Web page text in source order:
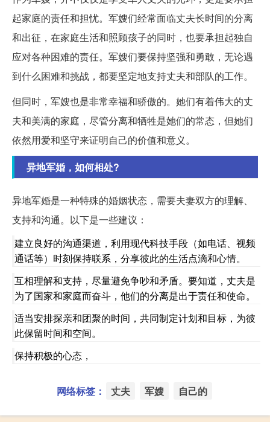
起家庭的责任和担忧。军嫂们经常面临丈夫长时间的分离
和出征，在家庭生活和照顾孩子的同时，也要承担起独自
应对各种困难的责任。军嫂们要保持坚强和勇敢，无论遇
到什么困难和挑战，都要坚定地支持丈夫和部队的工作。
但同时，军嫂也是非常幸福和骄傲的。她们有着伟大的丈
夫和美满的家庭，尽管分离和牺牲是她们的常态，但她们
依然用爱和坚守来证明自己的价值和意义。
异地军婚，如何相处?
异地军婚是一种特殊的婚姻状态，需要夫妻双方的理解、
支持和沟通。以下是一些建议：
建立良好的沟通渠道，利用现代科技手段（如电话、视频
通话等）时刻保持联系，分享彼此的生活点滴和心情。
互相理解和支持，尽量避免争吵和矛盾。要知道，丈夫是
为了国家和家庭而奋斗，他们的分离是出于责任和使命。
适当安排探亲和团聚的时间，共同制定计划和目标，为彼
此保留时间和空间。
保持积极的心态，
网络标签： 丈夫 军嫂 自己的